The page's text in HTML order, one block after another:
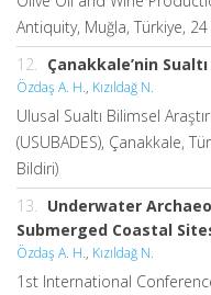
Antiquity, Muğla, Türkiye,
12. Çanakkale’nin
Özdaş A. H., Kızıldağ N.
Ulusal Sualtı Bilimsel
(USUBADES), Çanakkale,
Bildiri)
13.
Underwater
Submerged Coastal
Özdaş A. H., Kızıldağ N.
1st International